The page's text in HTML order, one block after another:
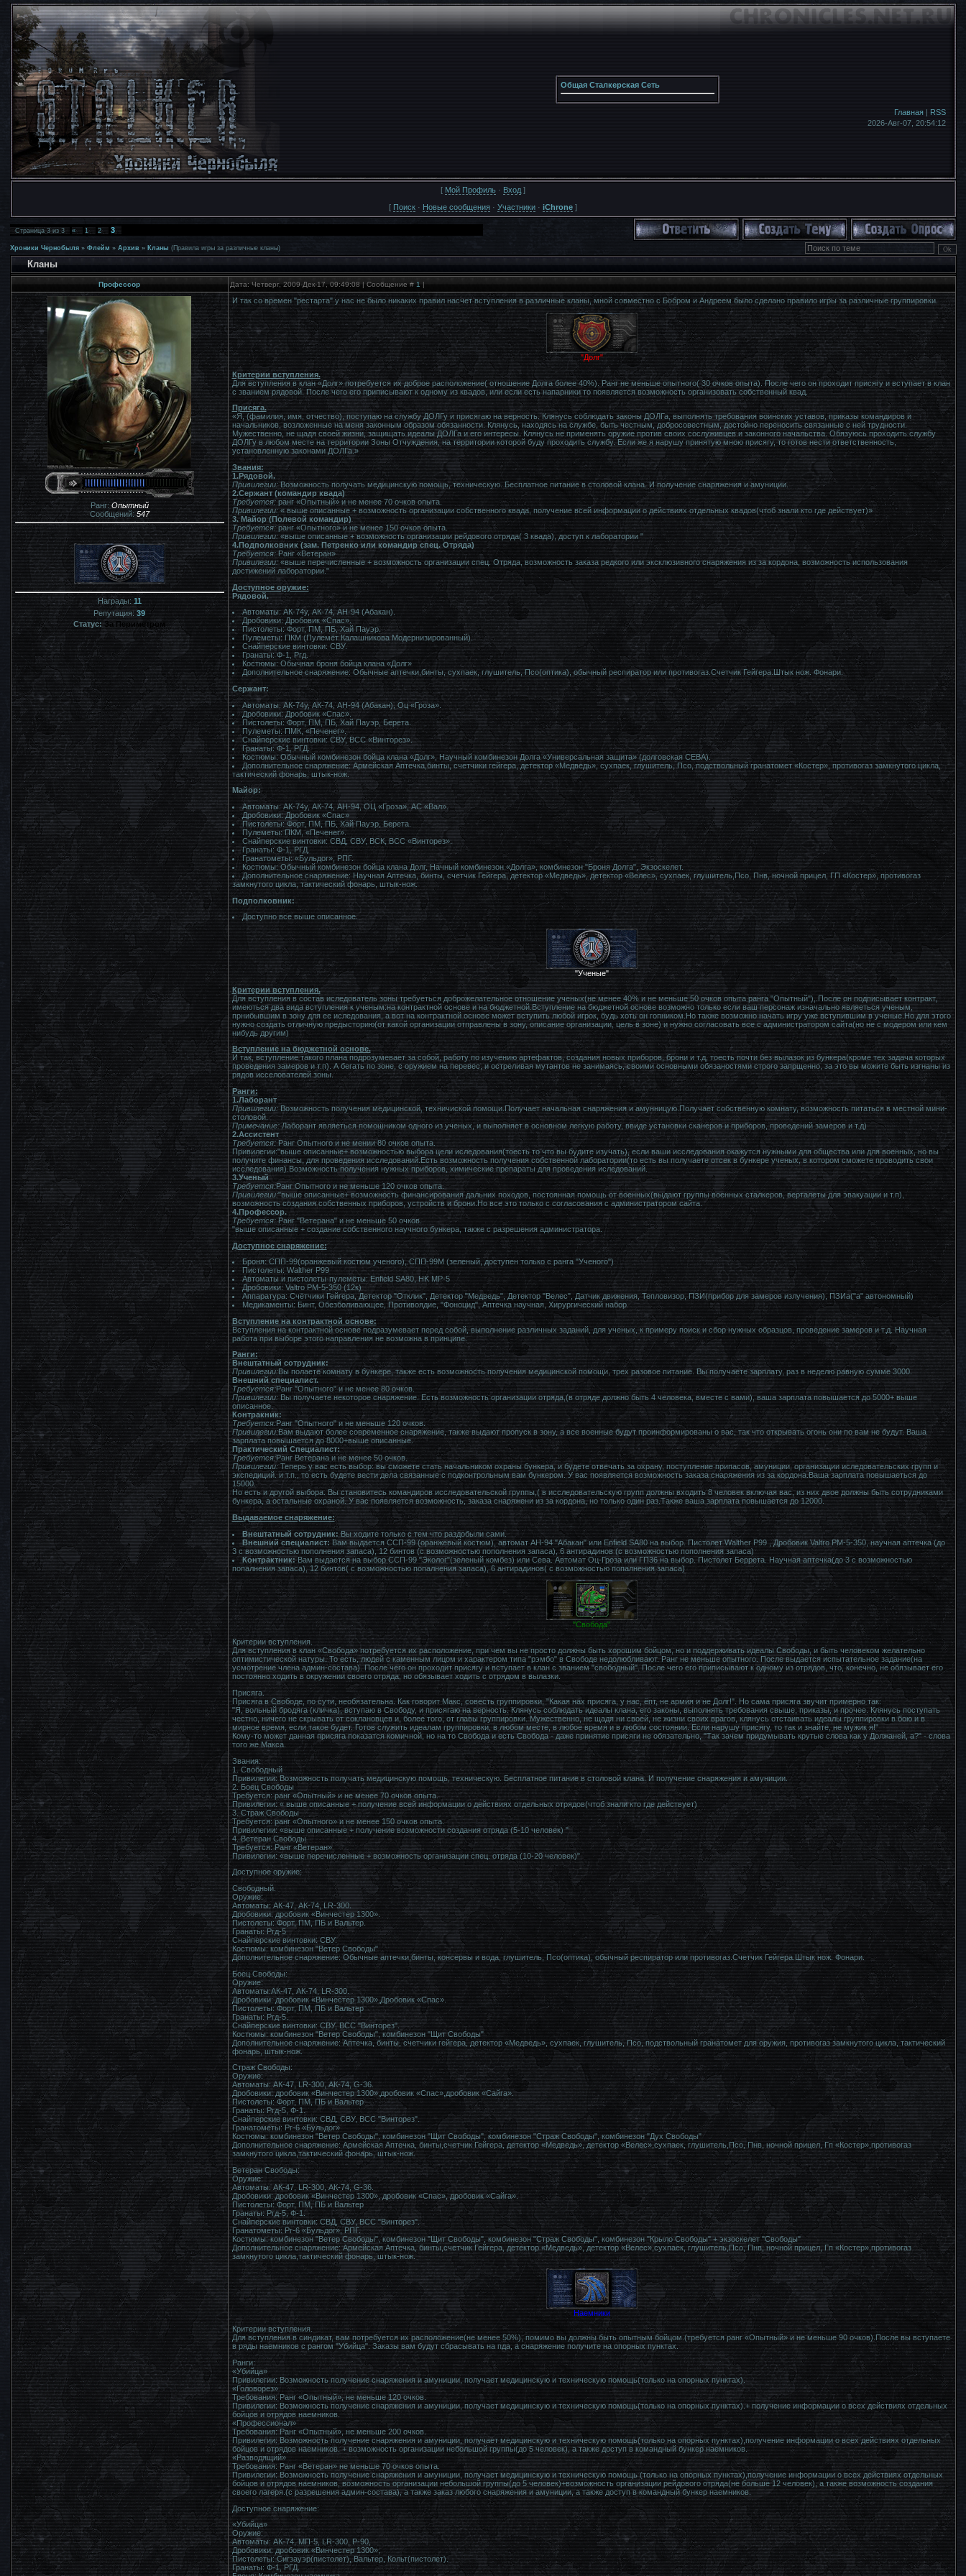
Общая Сталкерская Сеть
Главная| RSS
2026-Авг-07, 20:54:14
[ Мой Профиль · Вход ]
[ Поиск · Новые сообщения · Участники · iChrone ]
Страница3из3 « 1 2 3
Хроники Чернобыля » Флейм » Архив » Кланы (Правила игры за различные кланы)
Кланы
Профессор Дата: Четверг, 2009-Дек-17, 09:49:08 | Сообщение # 1 |
Ранг:Опытный
Сообщений:547
Награды: 11
Репутация: 39
Статус:За Периметром
И так со времен "рестарта" у нас не было никаких правил насчет вступления в различные кланы, мной совместно с Бобром и Андреем было сделано правило игры за различные группировки.
"Долг"
Критерии вступления.
Для вступления в клан «Долг» потребуется их доброе расположение( отношение Долга более 40%). Ранг не меньше опытного( 30 очков опыта). После чего он проходит присягу и вступает в клан
с званием рядовой. После чего его приписывают к одному из квадов, или если есть напарники то появляется возможность организовать собственный квад.
Присяга.
«Я, (фамилия, имя, отчество), поступаю на службу ДОЛГу и присягаю на верность. Клянусь соблюдать законы ДОЛГа, выполнять требования воинских уставов, приказы командиров и
начальников, возложенные на меня законным образом обязанности. Клянусь, находясь на службе, быть честным, добросовестным, достойно переносить связанные с ней трудности.
Мужественно, не щадя своей жизни, защищать идеалы ДОЛГа и его интересы. Клянусь не применять оружие против своих сослуживцев и законного начальства. Обязуюсь проходить службу
ДОЛГу в любом месте на территории Зоны Отчуждения, на территории которой буду проходить службу. Если же я нарушу принятую мною присягу, то готов нести ответственность,
установленную законами ДОЛГа.»
Звания:
1.Рядовой.
Привилегии:Возможность получать медицинскую помощь, техническую. Бесплатное питание в столовой клана. И получение снаряжения и амуниции.
2.Сержант (командир квада)
Требуется:ранг «Опытный» и не менее 70 очков опыта.
Привилегии:« выше описанные + возможность организации собственного квада, получение всей информации о действиях отдельных квадов(чтоб знали кто где действует)»
3. Майор (Полевой командир)
Требуется:ранг «Опытного» и не менее 150 очков опыта.
Привилегии:«выше описанные + возможность организации рейдового отряда( 3 квада), доступ к лаборатории "
4.Подполковник (зам. Петренко или командир спец. Отряда)
Требуется:Ранг «Ветеран»
Привилегии:«выше перечисленные + возможность организации спец. Отряда, возможность заказа редкого или эксклюзивного снаряжения из за кордона, возможность использования
достижений лаборатории."
Доступное оружие:
Рядовой.
Автоматы: АК-74у, АК-74, АН-94 (Абакан).
Дробовики: Дробовик «Спас».
Пистолеты: Форт, ПМ, ПБ, Хай Пауэр.
Пулеметы: ПКМ (Пулемёт Калашникова Модернизированный).
Снайперские винтовки: СВУ.
Гранаты: Ф-1, Ргд.
Костюмы: Обычная броня бойца клана «Долг»
Дополнительное снаряжение: Обычные аптечки,бинты, сухпаек, глушитель, Псо(оптика), обычный респиратор или противогаз.Счетчик Гейгера.Штык нож. Фонари.
Сержант:
Автоматы: АК-74у, АК-74, АН-94 (Абакан), Оц «Гроза».
Дробовики: Дробовик «Спас».
Пистолеты: Форт, ПМ, ПБ, Хай Пауэр, Берета.
Пулеметы: ПМК, «Печенег».
Снайперские винтовки: СВУ, ВСС «Винторез».
Гранаты: Ф-1, РГД.
Костюмы: Обычный комбинезон бойца клана «Долг», Научный комбинезон Долга «Универсальная защита» (долговская СЕВА).
Дополнительное снаряжение: Армейская Аптечка,бинты, счетчики гейгера, детектор «Медведь», сухпаек, глушитель, Псо, подствольный гранатомет «Костер», противогаз замкнутого цикла,
тактический фонарь, штык-нож.
Майор:
Автоматы: АК-74у, АК-74, АН-94, ОЦ «Гроза», АС «Вал».
Дробовики: Дробовик «Спас»
Пистолеты: Форт, ПМ, ПБ, Хай Пауэр, Берета.
Пулеметы: ПКМ, «Печенег».
Снайперские винтовки: СВД, СВУ, ВСК, ВСС «Винторез».
Гранаты: Ф-1, РГД.
Гранатометы: «Бульдог», РПГ.
Костюмы: Обычный комбинезон бойца клана Долг, Начный комбинезон «Долга», комбинезон "Броня Долга", Экзоскелет.
Дополнительное снаряжение: Научная Аптечка, бинты, счетчик Гейгера, детектор «Медведь», детектор «Велес», сухпаек, глушитель,Псо, Пнв, ночной прицел, ГП «Костер», противогаз
замкнутого цикла, тактический фонарь, штык-нож.
Подполковник:
Доступно все выше описанное.
"Ученые"
Критерии вступления.
Для вступления в состав иследователь зоны требуеться доброжелательное отношение ученых(не менее 40% и не меньше 50 очков опыта ранга "Опытный"),.После он подписывает контракт,
имеються два вида вступления к ученым:на контрактной основе и на бюджетной.Вступление на бюджетной основе возможно только если ваш персонаж изначально являеться ученым,
прнибывшим в зону для ее иследования, а вот на контрактной основе может вступить любой игрок, будь хоть он гопником.Но также возможно начать игру уже вступившим в ученые.Но для этого
нужно создать отличную предысторию(от какой организации отправлены в зону, описание организации, цель в зоне) и нужно согласовать все с администратором сайта(но не с модером или кем
нибудь другим)
Вступление на бюджетной основе.
И так, вступление такого плана подрозумевает за собой, работу по изучению артефактов, создания новых приборов, брони и т.д, тоесть почти без вылазок из бункера(кроме тех задача которых
проведения замеров и т.п). А бегать по зоне, с оружием на перевес, и остреливая мутантов не занимаясь, своими основными обязаностями строго запрщенно, за это вы можите быть изгнаны из
рядов исселователей зоны.
Ранги:
1.Лаборант
Привилегии:Возможность получения медицинской, техничиской помощи.Получает начальная снаряжения и амунницую.Получает собственную комнату, возможность питаться в местной мини-
столовой.
Примечание:Лаборант являеться помошником одного из ученых, и выполняет в основном легкую работу, ввиде установки сканеров и приборов, проведений замеров и т.д)
2.Ассистент
Требуется:Ранг Опытного и не мении 80 очков опыта.
Привилегии:"выше описанные+ возможностью выбора цели иследования(тоесть то что вы будите изучать), если ваши исследования окажутся нужными для общества или для военных, но вы
получите финансы, для проведения исследований.Есть возможность получения собственной лаборатории(то есть вы получаете отсек в бункере ученых, в котором сможете проводить свои
исследования).Возможность получения нужных приборов, химические препараты для проведения иследований.
3.Ученый
Требуется:Ранг Опытного и не меньше 120 очков опыта.
Привилегии:"выше описанные+ возможность финансирования дальних походов, постоянная помощь от военных(выдают группы военных сталкеров, верталеты для эвакуации и т.п),
возможность создания собственных приборов, устройств и брони.Но все это только с согласования с администратором сайта.
4.Профессор.
Требуется:Ранг "Ветерана" и не меньше 50 очков.
"выше описанные + создание собственного научного бункера, также с разрешения администратора.
Доступное снаряжение:
Броня: СПП-99(оранжевый костюм ученого), СПП-99М (зеленый, доступен только с ранга "Ученого")
Пистолеты: Walther P99
Автоматы и пистолеты-пулемёты: Enfield SA80, HK MP-5
Дробовики: Valtro PM-5-350 (12к)
Аппаратура: Счётчики Гейгера, Детектор "Отклик", Детектор "Медведь", Детектор "Велес", Датчик движения, Тепловизор, ПЗИ(прибор для замеров излучения), ПЗИа("а" автономный)
Медикаменты: Бинт, Обезболивающее, Противоядие, "Фоноцид", Аптечка научная, Хирургический набор
Вступление на контрактной основе:
Вступления на контрактной основе подразумевает перед собой, выполнение различных заданий, для ученых, к примеру поиск и сбор нужных образцов, проведение замеров и т.д. Научная
работа при выборе этого направления не возможна в принципе.
Ранги:
Внештатный сотрудник:
Привилегии:Вы полаете комнату в бункере, также есть возможность получения медицинской помощи, трех разовое питание. Вы получаете зарплату, раз в неделю равную сумме 3000.
Внешний специалист.
Требуется:Ранг "Опытного" и не менее 80 очков.
Привилегии:Вы получаете некоторое снаряжение. Есть возможность организации отряда,(в отряде должно быть 4 человека, вместе с вами), ваша зарплата повышается до 5000+ выше
описанное.
Контракник:
Требуется:Ранг "Опытного" и не меньше 120 очков.
Привилегии:Вам выдают более современное снаряжение, также выдают пропуск в зону, а все военные будут проинформированы о вас, так что открывать огонь они по вам не будут. Ваша
зарплата повышается до 8000+выше описанные.
Практический Специалист:
Требуется:Ранг Ветерана и не менее 50 очков.
Привилегии:Теперь у вас есть выбор: вы сможете стать начальником охраны бункера, и будeте отвечать за охрану, поступление припасов, амуниции, организации иследовательских групп и
экспедиций. и т.п., то есть будeте вести дела связанные с подконтрольным вам бункером. У вас появляется возможность заказа снаряжения из за кордона.Ваша зарплата повышаеться до
15000.
Но есть и другой выбора. Вы становитесь командиров исследовательской группы,( в исследовательскую групп должны входить 8 человек включая вас, из них двое должны быть сотрудниками
бункера, а остальные охраной. У вас появляется возможность, заказа снаряжени из за кордона, но только один раз.Также ваша зарплата повышается до 12000.
Выдаваемое снаряжение:
Внештатный сотрудник:Вы ходите только с тем что раздобыли сами.
Внешний специалист: Вам выдается ССП-99 (оранжевый костюм), автомат АН-94 "Абакан" или Enfield SA80 на выбор. Пистолет Walther P99 , Дробовик Valtro PM-5-350, научная аптечка (до
3 с возможностью пополнения запаса), 12 бинтов (с возможностью пополнения запаса), 6 антирадинов (с возможностью пополнения запаса)
Контрактник:Вам выдается на выбор ССП-99 "Эколог"(зеленый комбез) или Сева. Автомат Оц-Гроза или ГП36 на выбор. Пистолет Беррета. Научная аптечка(до 3 с возможностью
попалнения запаса), 12 бинтов( с возможностью попалнения запаса), 6 антирадинов( с возможностью попалнения запаса)
"Свобода"
Критерии вступления.
Для вступления в клан «Свобода» потребуется их расположение, при чем вы не просто должны быть хорошим бойцом, но и поддерживать идеалы Свободы, и быть человеком желательно
оптимистической натуры. То есть, людей с каменным лицом и характером типа "рэмбо" в Свободе недолюбливают. Ранг не меньше опытного. После выдается испытательное задание(на
усмотрение члена админ-состава). После чего он проходит присягу и вступает в клан с званием "свободный". После чего его приписывают к одному из отрядов, что, конечно, не обязывает его
постоянно ходить в окружении своего отряда, но обязывает ходить с отрядом в вылазки.
Присяга.
Присяга в Свободе, по сути, необязательна. Как говорит Макс, совесть группировки, "Какая нах присяга, у нас, ёпт, не армия и не Долг!". Но сама присяга звучит примерно так:
"Я, вольный бродяга (кличка), вступаю в Свободу, и присягаю на верность. Клянусь соблюдать идеалы клана, его законы, выполнять требования свыше, приказы, и прочее. Клянусь поступать
честно, ничего не скрывать от соклановцев и, более того, от главы группировки. Мужественно, не щадя ни своей, не жизни своих врагов, клянусь отстаивать идеалы группировки в бою и в
мирное время, если такое будет. Готов служить идеалам группировки, в любом месте, в любое время и в любом состоянии. Если нарушу присягу, то так и знайте, не мужик я!"
Кому-то может данная присяга показатся комичной, но на то Свобода и есть Свобода - даже принятие присяги не обязательно, "Так зачем придумывать крутые слова как у Должаней, а?" - слова
того же Макса.
Звания:
1. Свободный
Привилегии: Возможность получать медицинскую помощь, техническую. Бесплатное питание в столовой клана. И получение снаряжения и амуниции.
2. Боец Свободы
Требуется: ранг «Опытный» и не менее 70 очков опыта.
Привилегии: « выше описанные + получение всей информации о действиях отдельных отрядов(чтоб знали кто где действует)
3. Страж Свободы
Требуется: ранг «Опытного» и не менее 150 очков опыта.
Привилегии: «выше описанные + получение возможности создания отряда (5-10 человек) "
4. Ветеран Свободы
Требуется: Ранг «Ветеран»
Привилегии: «выше перечисленные + возможность организации спец. отряда (10-20 человек)"
Доступное оружие:
Свободный.
Оружие:
Автоматы: АК-47, АК-74, LR-300.
Дробовики: дробовик «Винчестер 1300».
Пистолеты: Форт, ПМ, ПБ и Вальтер.
Гранаты: Ргд-5
Снайперские винтовки: СВУ.
Костюмы: комбинезон "Ветер Свободы"
Дополнительное снаряжение: Обычные аптечки,бинты, консервы и вода, глушитель, Псо(оптика), обычный респиратор или противогаз.Счетчик Гейгера.Штык нож. Фонари.
Боец Свободы:
Оружие:
Автоматы:АК-47, АК-74, LR-300.
Дробовики: дробовик «Винчестер 1300»,Дробовик «Спас».
Пистолеты: Форт, ПМ, ПБ и Вальтер
Гранаты: Ргд-5.
Снайперские винтовки: СВУ, ВСС "Винторез".
Костюмы: комбинезон "Ветер Свободы", комбинезон "Щит Свободы"
Дополнительное снаряжение: Аптечка, бинты, счетчики гейгера, детектор «Медведь», сухпаек, глушитель, Псо, подствольный гранатомет для оружия, противогаз замкнутого цикла, тактический
фонарь, штык-нож.
Страж Свободы:
Оружие:
Автоматы: АК-47, LR-300, АК-74, G-36.
Дробовики: дробовик «Винчестер 1300»,дробовик «Спас»,дробовик «Сайга».
Пистолеты: Форт, ПМ, ПБ и Вальтер
Гранаты: Ргд-5, Ф-1.
Снайперские винтовки: СВД, СВУ, ВСС "Винторез".
Гранатометы: Рг-6 «Бульдог»
Костюмы: комбинезон "Ветер Свободы", комбинезон "Щит Свободы", комбинезон "Страж Свободы", комбинезон "Дух Свободы"
Дополнительное снаряжение: Армейская Аптечка, бинты,счетчик Гейгера, детектор «Медведь», детектор «Велес»,сухпаек, глушитель,Псо, Пнв, ночной прицел, Гп «Костер»,противогаз
замкнутого цикла,тактический фонарь, штык-нож.
Ветеран Свободы:
Оружие:
Автоматы: АК-47, LR-300, АК-74, G-36.
Дробовики: дробовик «Винчестер 1300», дробовик «Спас», дробовик «Сайга».
Пистолеты: Форт, ПМ, ПБ и Вальтер
Гранаты: Ргд-5, Ф-1.
Снайперские винтовки: СВД, СВУ, ВСС "Винторез".
Гранатометы: Рг-6 «Бульдог», РПГ.
Костюмы: комбинезон "Ветер Свободы", комбинезон "Щит Свободы", комбинезон "Страж Свободы", комбинезон "Крыло Свободы" + экзоскелет "Свободы"
Дополнительное снаряжение: Армейская Аптечка, бинты,счетчик Гейгера, детектор «Медведь», детектор «Велес»,сухпаек, глушитель,Псо, Пнв, ночной прицел, Гп «Костер»,противогаз
замкнутого цикла,тактический фонарь, штык-нож.
Наемники
Критерии вступления.
Для вступления в синдикат, вам потребуется их расположение(не менее 50%), помимо вы должны быть опытным бойцом.(требуется ранг «Опытный» и не меньше 90 очков).После вы вступаете
в ряды наемников с рангом "Убийца". Заказы вам будут сбрасывать на пда, а снаряжение получите на опорных пунктах.
Ранги:
«Убийца»
Привилегии: Возможность получение снаряжения и амуниции, получает медицинскую и техническую помощь(только на опорных пунктах).
«Головорез»
Требования: Ранг «Опытный», не меньше 120 очков.
Привилегии: Возможность получение снаряжения и амуниции, получает медицинскую и техническую помощь(только на опорных пунктах).+ получение информации о всех действиях отдельных
бойцов и отрядов наемников.
«Профессионал»
Требования: Ранг «Опытный», не меньше 200 очков.
Привилегии: Возможность получение снаряжения и амуниции, получает медицинскую и техническую помощь(только на опорных пунктах),получение информации о всех действиях отдельных
бойцов и отрядов наемников. + возможность организации небольшой группы(до 5 человек), а также доступ в командный бункер наемников.
«Разводящий»
Требования: Ранг «Ветеран» не меньше 70 очков опыта.
Привилегии: Возможность получение снаряжения и амуниции, получает медицинскую и техническую помощь (только на опорных пунктах),получение информации о всех действиях отдельных
бойцов и отрядов наемников, возможность организации небольшой группы(до 5 человек)+возможность организации рейдового отряда(не больше 12 человек), а также возможность создания
своего лагеря.(с разрешения админ-состава), а также заказ любого снаряжения и амуниции, а также доступ в командный бункер наемников.
Доступное снаряжение:
«Убийца»
Оружие:
Автоматы: АК-74, МП-5, LR-300, P-90,
Дробовики: дробовик «Винчестер 1300»,
Пистолеты: Сигзауэр(пистолет), Вальтер, Кольт(пистолет).
Гранаты: Ф-1, РГД.